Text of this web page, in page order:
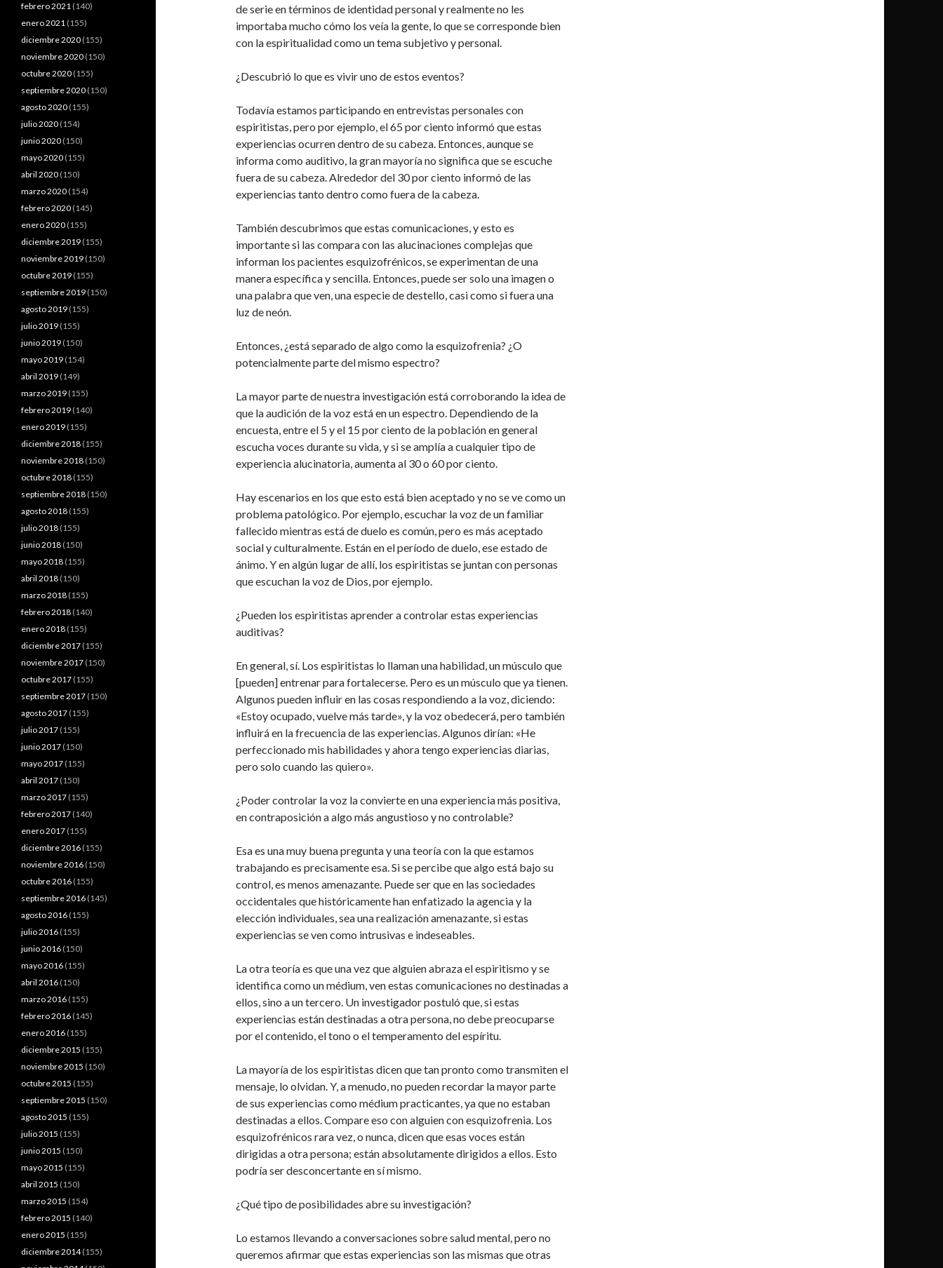
de serie en términos de identidad personal y realmente no les
importaba mucho cómo los veía la gente, lo que se corresponde bien
con la espiritualidad como un tema subjetivo y personal.
¿Descubrió lo que es vivir uno de estos eventos?
Todavía estamos participando en entrevistas personales con
espiritistas, pero por ejemplo, el 65 por ciento informó que estas
experiencias ocurren dentro de su cabeza. Entonces, aunque se
informa como auditivo, la gran mayoría no significa que se escuche
fuera de su cabeza. Alrededor del 30 por ciento informó de las
experiencias tanto dentro como fuera de la cabeza.
También descubrimos que estas comunicaciones, y esto es
importante si las compara con las alucinaciones complejas que
informan los pacientes esquizofrénicos, se experimentan de una
manera específica y sencilla. Entonces, puede ser solo una imagen o
una palabra que ven, una especie de destello, casi como si fuera una
luz de neón.
Entonces, ¿está separado de algo como la esquizofrenia? ¿O
potencialmente parte del mismo espectro?
La mayor parte de nuestra investigación está corroborando la idea de
que la audición de la voz está en un espectro. Dependiendo de la
encuesta, entre el 5 y el 15 por ciento de la población en general
escucha voces durante su vida, y si se amplía a cualquier tipo de
experiencia alucinatoria, aumenta al 30 o 60 por ciento.
Hay escenarios en los que esto está bien aceptado y no se ve como un
problema patológico. Por ejemplo, escuchar la voz de un familiar
fallecido mientras está de duelo es común, pero es más aceptado
social y culturalmente. Están en el período de duelo, ese estado de
ánimo. Y en algún lugar de allí, los espiritistas se juntan con personas
que escuchan la voz de Dios, por ejemplo.
¿Pueden los espiritistas aprender a controlar estas experiencias
auditivas?
En general, sí. Los espiritistas lo llaman una habilidad, un músculo que
[pueden] entrenar para fortalecerse. Pero es un músculo que ya tienen.
Algunos pueden influir en las cosas respondiendo a la voz, diciendo:
«Estoy ocupado, vuelve más tarde», y la voz obedecerá, pero también
influirá en la frecuencia de las experiencias. Algunos dirían: «He
perfeccionado mis habilidades y ahora tengo experiencias diarias,
pero solo cuando las quiero».
¿Poder controlar la voz la convierte en una experiencia más positiva,
en contraposición a algo más angustioso y no controlable?
Esa es una muy buena pregunta y una teoría con la que estamos
trabajando es precisamente esa. Si se percibe que algo está bajo su
control, es menos amenazante. Puede ser que en las sociedades
occidentales que históricamente han enfatizado la agencia y la
elección individuales, sea una realización amenazante, si estas
experiencias se ven como intrusivas e indeseables.
La otra teoría es que una vez que alguien abraza el espiritismo y se
identifica como un médium, ven estas comunicaciones no destinadas a
ellos, sino a un tercero. Un investigador postuló que, si estas
experiencias están destinadas a otra persona, no debe preocuparse
por el contenido, el tono o el temperamento del espíritu.
La mayoría de los espiritistas dicen que tan pronto como transmiten el
mensaje, lo olvidan. Y, a menudo, no pueden recordar la mayor parte
de sus experiencias como médium practicantes, ya que no estaban
destinadas a ellos. Compare eso con alguien con esquizofrenia. Los
esquizofrénicos rara vez, o nunca, dicen que esas voces están
dirigidas a otra persona; están absolutamente dirigidos a ellos. Esto
podría ser desconcertante en sí mismo.
¿Qué tipo de posibilidades abre su investigación?
Lo estamos llevando a conversaciones sobre salud mental, pero no
queremos afirmar que estas experiencias son las mismas que otras
febrero 2021 (140)
enero 2021 (155)
diciembre 2020 (155)
noviembre 2020 (150)
octubre 2020 (155)
septiembre 2020 (150)
agosto 2020 (155)
julio 2020 (154)
junio 2020 (150)
mayo 2020 (155)
abril 2020 (150)
marzo 2020 (154)
febrero 2020 (145)
enero 2020 (155)
diciembre 2019 (155)
noviembre 2019 (150)
octubre 2019 (155)
septiembre 2019 (150)
agosto 2019 (155)
julio 2019 (155)
junio 2019 (150)
mayo 2019 (154)
abril 2019 (149)
marzo 2019 (155)
febrero 2019 (140)
enero 2019 (155)
diciembre 2018 (155)
noviembre 2018 (150)
octubre 2018 (155)
septiembre 2018 (150)
agosto 2018 (155)
julio 2018 (155)
junio 2018 (150)
mayo 2018 (155)
abril 2018 (150)
marzo 2018 (155)
febrero 2018 (140)
enero 2018 (155)
diciembre 2017 (155)
noviembre 2017 (150)
octubre 2017 (155)
septiembre 2017 (150)
agosto 2017 (155)
julio 2017 (155)
junio 2017 (150)
mayo 2017 (155)
abril 2017 (150)
marzo 2017 (155)
febrero 2017 (140)
enero 2017 (155)
diciembre 2016 (155)
noviembre 2016 (150)
octubre 2016 (155)
septiembre 2016 (145)
agosto 2016 (155)
julio 2016 (155)
junio 2016 (150)
mayo 2016 (155)
abril 2016 (150)
marzo 2016 (155)
febrero 2016 (145)
enero 2016 (155)
diciembre 2015 (155)
noviembre 2015 (150)
octubre 2015 (155)
septiembre 2015 (150)
agosto 2015 (155)
julio 2015 (155)
junio 2015 (150)
mayo 2015 (155)
abril 2015 (150)
marzo 2015 (154)
febrero 2015 (140)
enero 2015 (155)
diciembre 2014(155)